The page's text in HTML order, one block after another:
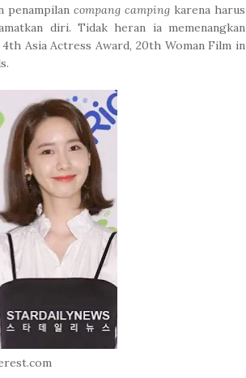
penampilancompang camping karena harus
diri. Tidak heran ia memenangkan
Asia Actress Award, 20th Woman Film in